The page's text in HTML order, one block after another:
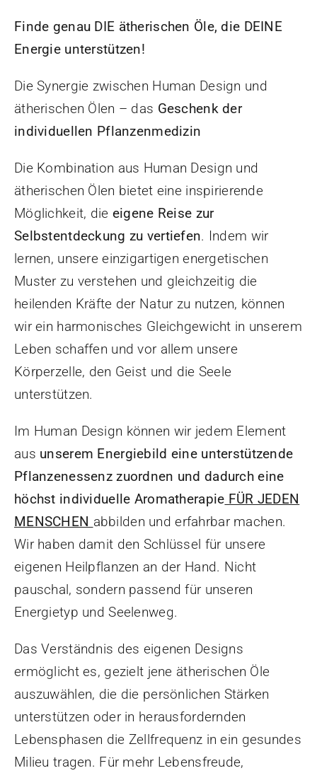
Finde genau DIE ätherischen Öle, die DEINE
Energie unterstützen!
Die Synergie zwischen Human Design und
ätherischen Ölen – das Geschenk der
individuellen Pflanzenmedizin
Die Kombination aus Human Design und
ätherischen Ölen bietet eine inspirierende
Möglichkeit, die eigene Reise zur
Selbstentdeckung zu vertiefen. Indem wir
lernen, unsere einzigartigen energetischen
Muster zu verstehen und gleichzeitig die
heilenden Kräfte der Natur zu nutzen, können
wir ein harmonisches Gleichgewicht in unserem
Leben schaffen und vor allem unsere
Körperzelle, den Geist und die Seele
unterstützen.
Im Human Design können wir jedem Element
aus unserem Energiebild eine unterstützende
Pflanzenessenz zuordnen und dadurch eine
höchst individuelle Aromatherapie FÜR JEDEN
MENSCHEN abbilden und erfahrbar machen.
Wir haben damit den Schlüssel für unsere
eigenen Heilpflanzen an der Hand. Nicht
pauschal, sondern passend für unseren
Energietyp und Seelenweg.
Das Verständnis des eigenen Designs
ermöglicht es, gezielt jene ätherischen Öle
auszuwählen, die die persönlichen Stärken
unterstützen oder in herausfordernden
Lebensphasen die Zellfrequenz in ein gesundes
Milieu tragen. Für mehr Lebensfreude,